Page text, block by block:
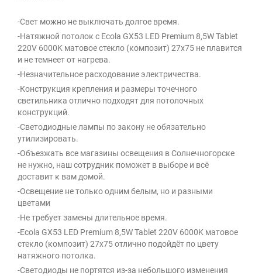
-Свет можно не выключать долгое время.
-Натяжной потолок с Ecola GX53 LED Premium 8,5W Tablet
220V 6000K матовое стекло (композит) 27x75 не плавится
и не темнеет от нагрева.
-Незначительное расходование электричества.
-Конструкция крепления и размеры точечного
светильника отлично подходят для потолочных
конструкций.
-Светодиодные лампы по закону не обязательно
утилизировать.
-Объезжать все магазины освещения в Солнечногорске
не нужно, наш сотрудник поможет в выборе и всё
доставит к вам домой.
-Освещение не только одним белым, но и разными
цветами
-Не требует замены длительное время.
-Ecola GX53 LED Premium 8,5W Tablet 220V 6000K матовое
стекло (композит) 27x75 отлично подойдёт по цвету
натяжного потолка.
-Светодиоды не портятся из-за небольшого изменения